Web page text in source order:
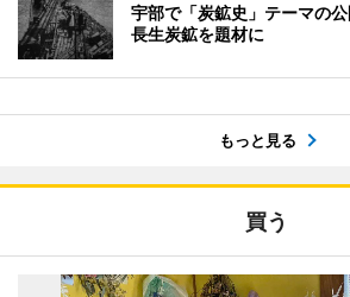
宇部で「炭鉱史」テーマの
長生炭鉱を題材に
もっと見る
買う